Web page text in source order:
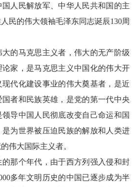
人民解放军、中华人民共和国的主
民的伟大领袖毛泽东同志诞辰130周
马克思主义者，伟大的无产阶级
家，是马克思主义中国化的伟大开
代化建设事业的伟大奠基者，是近
者和民族英雄，是党的第一代中央
导中国人民彻底改变自己命运和国
为世界被压迫民族的解放和人类进
伟大国际主义者。
个年代，由于西方列强入侵和封
多年文明历史的中国已逐步成为半